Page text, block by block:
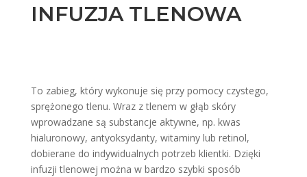
INFUZJA TLENOWA
To zabieg, który wykonuje się przy pomocy czystego,
sprężonego tlenu. Wraz z tlenem w głąb skóry
wprowadzane są substancje aktywne, np. kwas
hialuronowy, antyoksydanty, witaminy lub retinol,
dobierane do indywidualnych potrzeb klientki. Dzięki
infuzji tlenowej można w bardzo szybki sposób